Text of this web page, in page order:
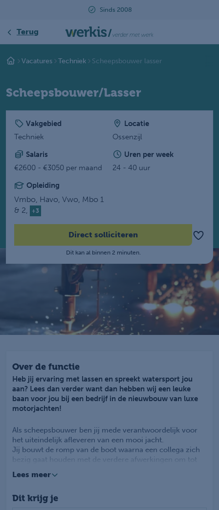
Terug
Vacatures Techniek Scheepsbouwer lasser
Scheepsbouwer/Lasser
Vakgebied
Techniek
Locatie
Ossenzijl
Salaris
€2600 - €3050 per maand
Uren per week
24 - 40 uur
Opleiding
Vmbo, Havo, Vwo, Mbo 1
& 2,
+3
Direct solliciteren
Dit kan al binnen 2 minuten.
Over de functie
Heb jij ervaring met lassen en spreekt watersport jou
aan? Lees dan verder want dan hebben wij een leuke
baan voor jou bij een bedrijf in de nieuwbouw van luxe
motorjachten!
Als scheepsbouwer ben jij mede verantwoordelijk voor
het uiteindelijk afleveren van een mooi jacht.
Jij bouwt de romp van de boot waarna een collega zich
bezig gaat houden met de verdere afwerkingen om tot
Door het aflezen van bouwtekeningen ken jij de gestelde
bouwen. Jij gaat je vooral bezig houden met het lassen
Lees meer
Dit krijg je